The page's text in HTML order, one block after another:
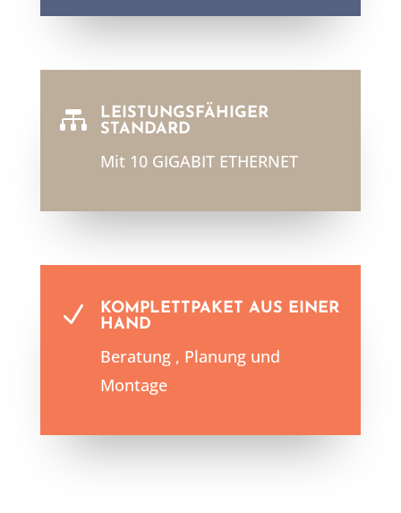

LEISTUNGSFÄHIGER
STANDARD
Mit 10 GIGABIT ETHERNET
N
KOMPLETTPAKET AUS EINER
HAND
Beratung , Planung und
Montage